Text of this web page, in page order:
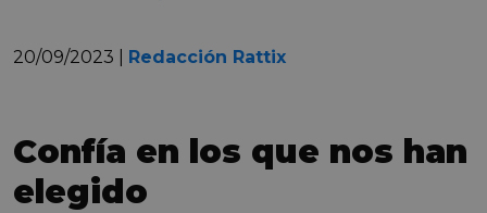
20/09/2023 | Redacción Rattix
Confía en los que nos han
elegido